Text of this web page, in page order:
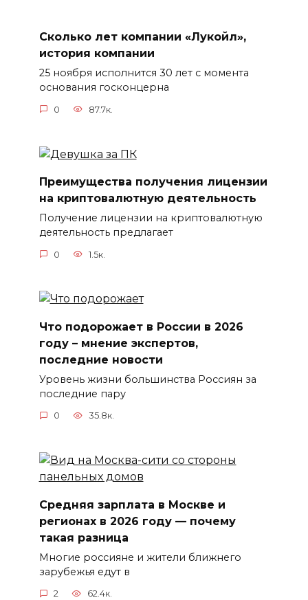
Сколько лет компании «Лукойл»,
история компании
25 ноября исполнится 30 лет с момента
основания госконцерна
0 87.7к.
Преимущества получения лицензии
на криптовалютную деятельность
Получение лицензии на криптовалютную
деятельность предлагает
0 1.5к.
Что подорожает в России в 2026
году – мнение экспертов,
последние новости
Уровень жизни большинства Россиян за
последние пару
0 35.8к.
Средняя зарплата в Москве и
регионах в 2026 году — почему
такая разница
Многие россияне и жители ближнего
зарубежья едут в
2 62.4к.